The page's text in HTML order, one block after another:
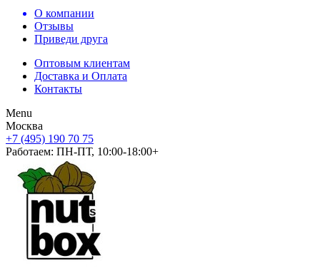
О компании
Отзывы
Приведи друга
Оптовым клиентам
Доставка и Оплата
Контакты
Menu
Москва
+7 (495) 190 70 75
Работаем: ПН-ПТ, 10:00-18:00+